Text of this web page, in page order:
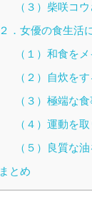
（３）柴咲コ
２．女優の食生活
（１）和食を
（２）自炊を
（３）極端な
（４）運動を
（５）良質な
まとめ